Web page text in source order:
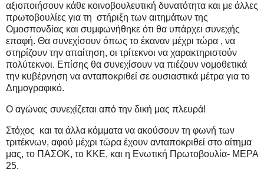
αξιοποιήσουν κάθε κοινοβουλευτική δυνατότητα και με άλλες
πρωτοβουλίες για τη στήριξη των αιτημάτων της
Ομοσπονδίας και συμφωνήθηκε ότι θα υπάρχει συνεχής
επαφή. Θα συνεχίσουν όπως το έκαναν μέχρι τώρα , να
στηρίζουν την απαίτηση, οι τρίτεκνοι να χαρακτηριστούν
πολύτεκνοι. Επίσης θα συνεχίσουν να πιέζουν νομοθετικά
την κυβέρνηση να ανταποκριθεί σε ουσιαστικά μέτρα για το
Δημογραφικό.
Ο αγώνας συνεχίζεται από την δική μας πλευρά!
Στόχος και τα άλλα κόμματα να ακούσουν τη φωνή των
τριτέκνων, αφού μέχρι τώρα έχουν ανταποκριθεί στο αίτημα
μας, το ΠΑΣΟΚ, το ΚΚΕ, και η Ενωτική Πρωτοβουλία- ΜΕΡΑ
25.